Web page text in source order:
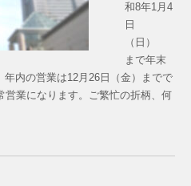
和8年1月4
日
（日）
まで年末
内の営業は12月26日（金）までで
営業になります。ご繁忙の折柄、何